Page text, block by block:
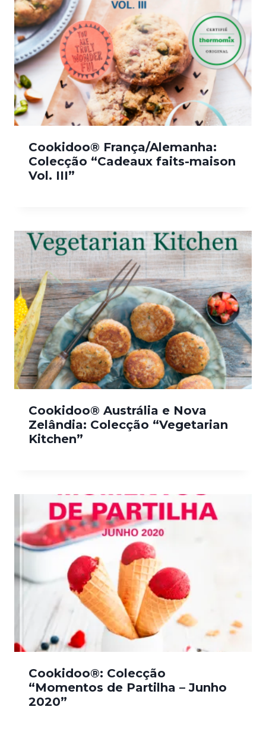
Cookidoo® França/Alemanha:
Colecção “Cadeaux faits-maison
Vol. III”
Cookidoo® Austrália e Nova
Zelândia: Colecção “Vegetarian
Kitchen”
Cookidoo®: Colecção
“Momentos de Partilha – Junho
2020”